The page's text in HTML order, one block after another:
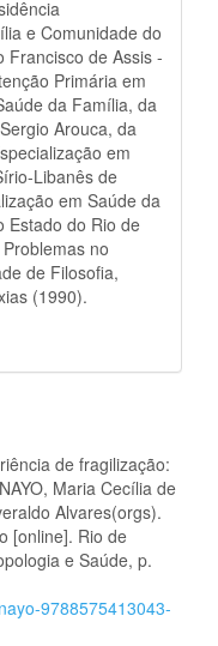
e Comunidade do
Francisco de Assis -
Primária em
da Família, da
Arouca, da
em
Libanês de
em Saúde da
Estado do Rio de
no
de Filosofia,
(1990).
de fragilização:
Maria Cecília de
Alvares(orgs).
[online]. Rio de
e Saúde, p.
9788575413043-